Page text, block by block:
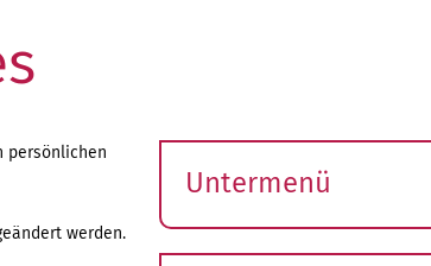
persönlichen
werden.
Untermenü
öffnen